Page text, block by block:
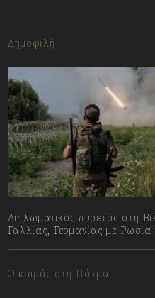
Δημοφιλή
Διπλωματικός πυρετός στη
Γαλλίας, Γερμανίας με
Ο καιρός στη Πάτρα